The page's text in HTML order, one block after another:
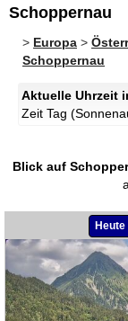
Schoppernau
> Europa >
Schoppernau
Aktuelle Uhrzeit
Zeit Tag
Blick auf
Heute